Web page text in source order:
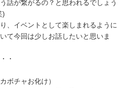
るみ シミ
言
コラム
話が繋がるの？と思われるでしょう
)
、イベントとして楽しまれるように
て今回は少しお話したいと思いま
・
ボチャお化け）